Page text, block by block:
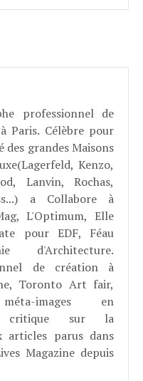
professionnel de
Paris. Célèbre pour
des grandes Maisons
Kenzo,
Lanvin, Rochas,
a Collabore à
L'Optimum, Elle
pour EDF, Féau
d'Architecture.
de création à
Toronto Art fair,
images en
critique sur la
articles parus dans
Magazine depuis